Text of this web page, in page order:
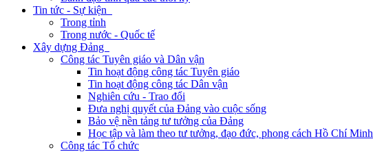
Tin tức - Sự kiện
Trong tỉnh
Trong nước - Quốc tế
Xây dựng Đảng
Công tác Tuyên giáo và Dân vận
Tin hoạt động công tác Tuyên giáo
Tin hoạt động công tác Dân vận
Nghiên cứu - Trao đổi
Đưa nghị quyết của Đảng vào cuộc sống
Bảo vệ nền tảng tư tưởng của Đảng
Học tập và làm theo tư tưởng, đạo đức, phong cách Hồ Chí Minh
Công tác Tổ chức